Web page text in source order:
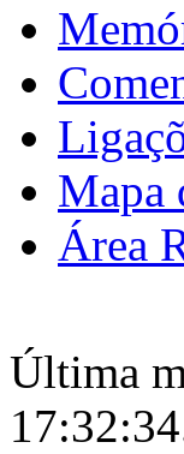
Mapa
Área
Última